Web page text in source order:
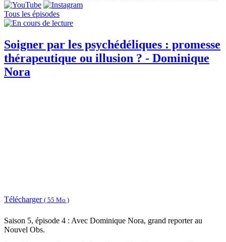
Tous les épisodes
Soigner par les psychédéliques : promesse
thérapeutique ou illusion ? - Dominique
Nora
Télécharger ( 55 Mo )
Saison 5, épisode 4 : Avec Dominique Nora, grand reporter au
Nouvel Obs.